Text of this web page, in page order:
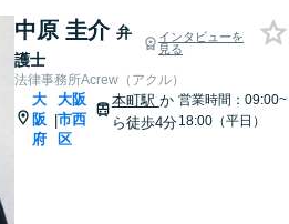
中原 圭介 弁
護士
インタビューを
見る
法律事務所Acrew（アクル）
大
阪
府
|
大阪
市西
区
本町駅 か
ら徒歩4分
営業時間：09:00~
18:00（平日）